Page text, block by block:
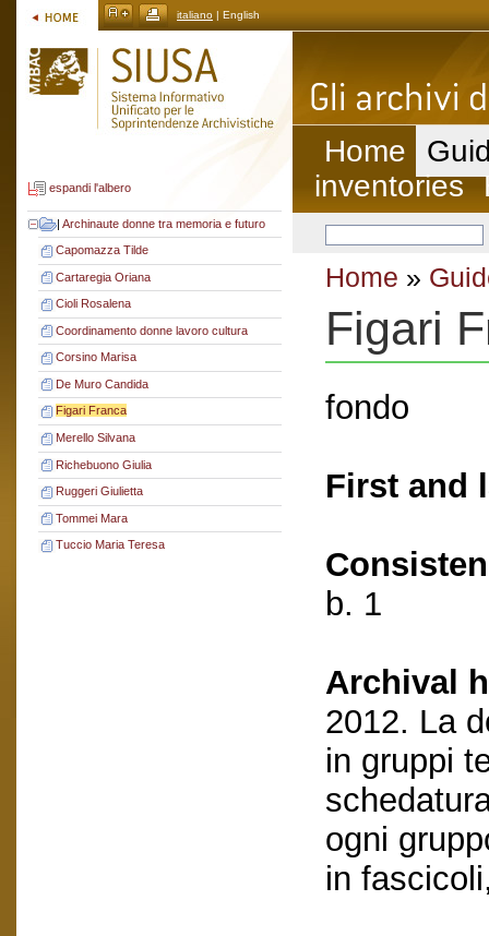
italiano | English
espandi l'albero
| Archinaute donne tra memoria e futuro
Capomazza Tilde
Cartaregia Oriana
Cioli Rosalena
Coordinamento donne lavoro cultura
Corsino Marisa
De Muro Candida
Figari Franca
Merello Silvana
Richebuono Giulia
Ruggeri Giulietta
Tommei Mara
Tuccio Maria Teresa
Home
inventories
Home »
Figari
fondo
First and
b. 1
Archival
2012. La
in gruppi
ogni
in